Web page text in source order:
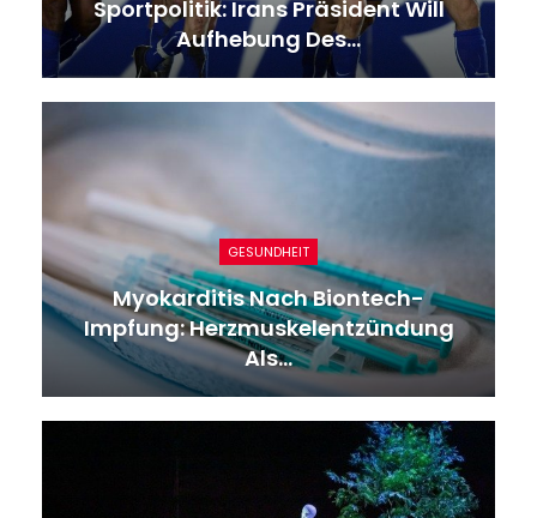
Sportpolitik: Irans Präsident Will
Aufhebung Des…
GESUNDHEIT
Myokarditis Nach Biontech-
Impfung: Herzmuskelentzündung
Als…